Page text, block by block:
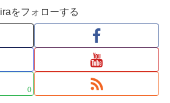
をフォローする
0